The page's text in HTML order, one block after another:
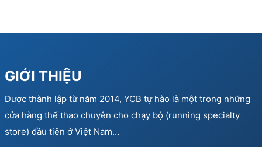
GIỚI THIỆU
Được thành lập từ năm 2014, YCB tự hào là một trong những
cửa hàng thể thao chuyên cho chạy bộ (running specialty
store) đầu tiên ở Việt Nam…